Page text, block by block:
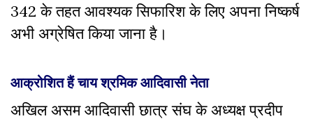
342 के तहत आवश्यक सिफारिश के लिए अपना निष्कर्ष
अभी अग्रेषित किया जाना है।
आक्रोशित हैं चाय श्रमिक आदिवासी नेता
अखिल असम आदिवासी छात्र संघ के अध्यक्ष प्रदीप